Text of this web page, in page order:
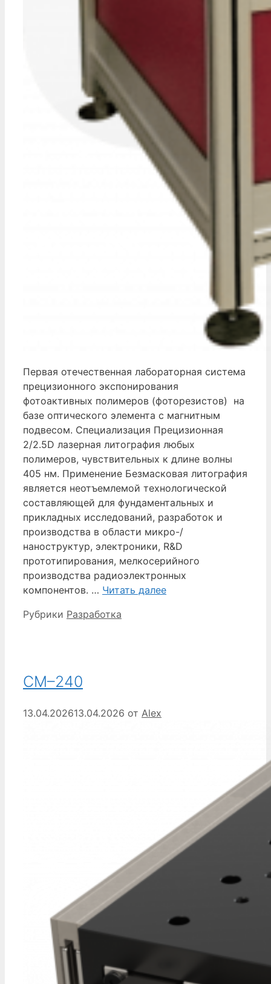
Первая отечественная лабораторная система
прецизионного экспонирования
фотоактивных полимеров (фоторезистов) на
базе оптического элемента с магнитным
подвесом. Специализация Прецизионная
2/2.5D лазерная литография любых
полимеров, чувствительных к длине волны
405 нм. Применение Безмасковая литография
является неотъемлемой технологической
составляющей для фундаментальных и
прикладных исследований, разработок и
производства в области микро-/
наноструктур, электроники, R&D
прототипирования, мелкосерийного
производства радиоэлектронных
компонентов. … Читать далее
Рубрики Разработка
СМ–240
13.04.202613.04.2026 от Alex